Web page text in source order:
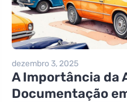
dezembro 3, 2025
A Importância da
Documentação